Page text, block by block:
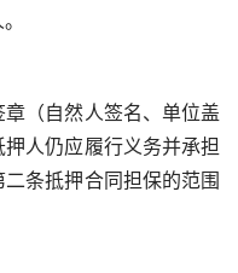
（自然人签名、单位盖
人仍应履行义务并承担
条抵押合同担保的范围